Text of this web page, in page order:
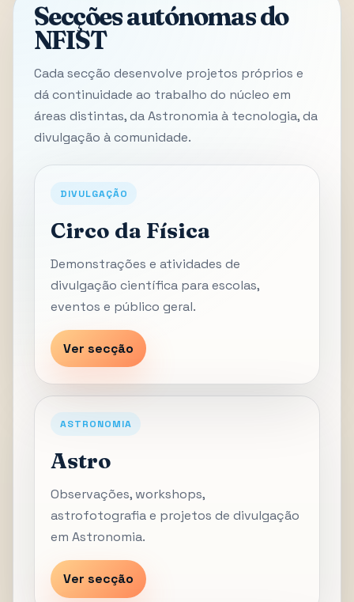
Secções autónomas do
NFIST
Cada secção desenvolve projetos próprios e
dá continuidade ao trabalho do núcleo em
áreas distintas, da Astronomia à tecnologia, da
divulgação à comunidade.
DIVULGAÇÃO
Circo da Física
Demonstrações e atividades de
divulgação científica para escolas,
eventos e público geral.
Ver secção
ASTRONOMIA
Astro
Observações, workshops,
astrofotografia e projetos de divulgação
em Astronomia.
Ver secção